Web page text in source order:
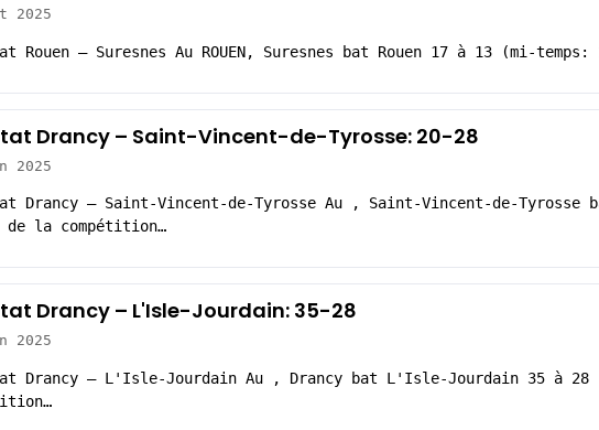
2025
Rouen – Suresnes Au ROUEN, Suresnes bat Rouen 17 à 13 (mi-
Drancy – Saint-Vincent-de-Tyrosse: 20-28
2025
Drancy – Saint-Vincent-de-Tyrosse Au , Saint-Vincent-de-Tyrosse
de la compétition…
Drancy – L'Isle-Jourdain: 35-28
2025
Drancy – L'Isle-Jourdain Au , Drancy bat L'Isle-Jourdain 35 à 28